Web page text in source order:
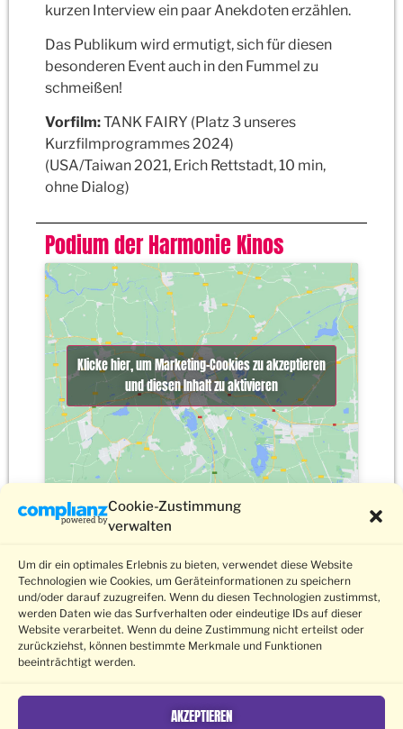
Cookie-Zustimmung
verwalten
Um dir ein optimales Erlebnis zu bieten, verwendet diese Website
Technologien wie Cookies, um Geräteinformationen zu speichern
und/oder darauf zuzugreifen. Wenn du diesen Technologien zustimmst,
werden Daten wie das Surfverhalten oder eindeutige IDs auf dieser
Website verarbeitet. Wenn du deine Zustimmung nicht erteilst oder
zurückziehst, können bestimmte Merkmale und Funktionen
beeinträchtigt werden.
AKZEPTIEREN
kurzen Interview ein paar Anekdoten erzählen.
Das Publikum wird ermutigt, sich für diesen
besonderen Event auch in den Fummel zu
schmeißen!
Vorfilm:TANK FAIRY (Platz 3 unseres
Kurzfilmprogrammes 2024)
(USA/Taiwan 2021, Erich Rettstadt, 10 min,
ohne Dialog)
Podium der Harmonie Kinos
Klicke hier, um Marketing-Cookies zu akzeptieren
und diesen Inhalt zu aktivieren
Kontakt
Submissions
Barrierefreiheit
Impressum
Datenschutz
© 2026 Schwule Filmwoche Freiburg e.V.